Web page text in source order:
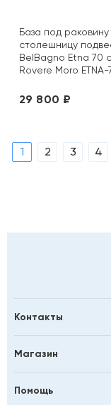
База под
столешницу
BelBagno Etna 70
Rovere Moro
29 800 ₽
1 2 3 4
Контакты
Магазин
Помощь